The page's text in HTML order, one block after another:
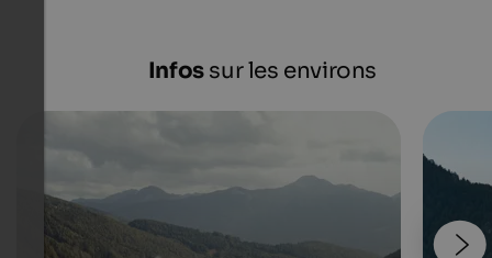
Infossur les environs